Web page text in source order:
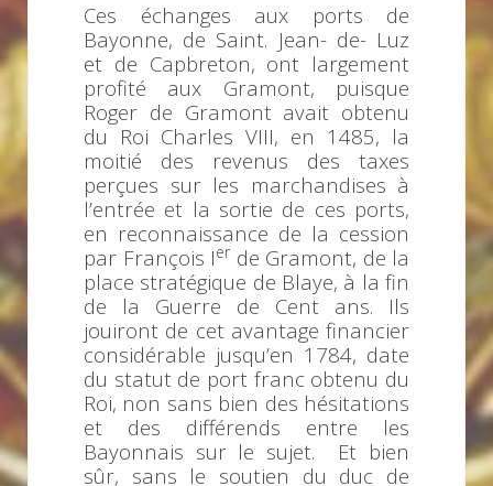
Ces échanges aux ports de
Bayonne, de Saint. Jean- de- Luz
et de Capbreton, ont largement
profité aux Gramont, puisque
Roger de Gramont avait obtenu
du Roi Charles VIII, en 1485, la
moitié des revenus des taxes
perçues sur les marchandises à
l’entrée et la sortie de ces ports,
en reconnaissance de la cession
par François Ier de Gramont, de la
place stratégique de Blaye, à la fin
de la Guerre de Cent ans. Ils
jouiront de cet avantage financier
considérable jusqu’en 1784, date
du statut de port franc obtenu du
Roi, non sans bien des hésitations
et des différends entre les
Bayonnais sur le sujet. Et bien
sûr, sans le soutien du duc de